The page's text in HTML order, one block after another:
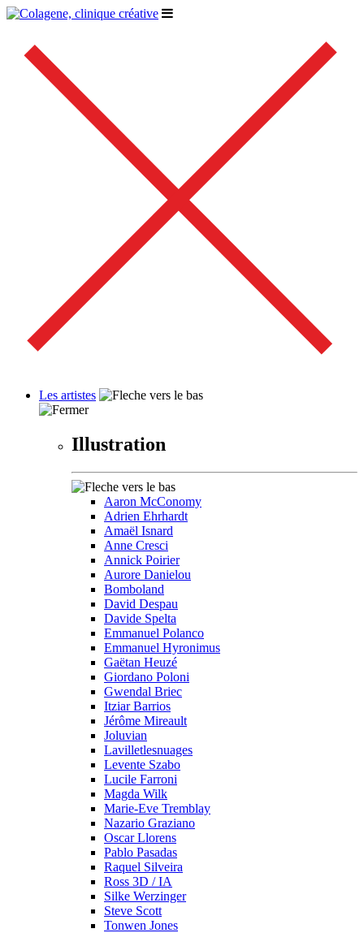
Les artistes
Illustration
Aaron McConomy
Adrien Ehrhardt
Amaël Isnard
Anne Cresci
Annick Poirier
Aurore Danielou
Bomboland
David Despau
Davide Spelta
Emmanuel Polanco
Emmanuel Hyronimus
Gaëtan Heuzé
Giordano Poloni
Gwendal Briec
Itziar Barrios
Jérôme Mireault
Joluvian
Lavilletlesnuages
Levente Szabo
Lucile Farroni
Magda Wilk
Marie-Eve Tremblay
Nazario Graziano
Oscar Llorens
Pablo Pasadas
Raquel Silveira
Ross 3D / IA
Silke Werzinger
Steve Scott
Tonwen Jones